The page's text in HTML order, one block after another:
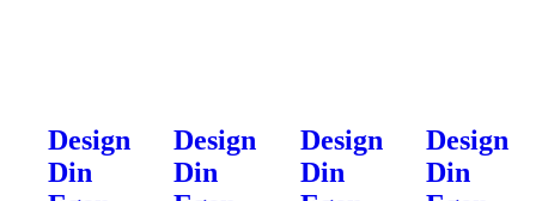
Design
Din
Design
Din
Design
Din
Design
Din